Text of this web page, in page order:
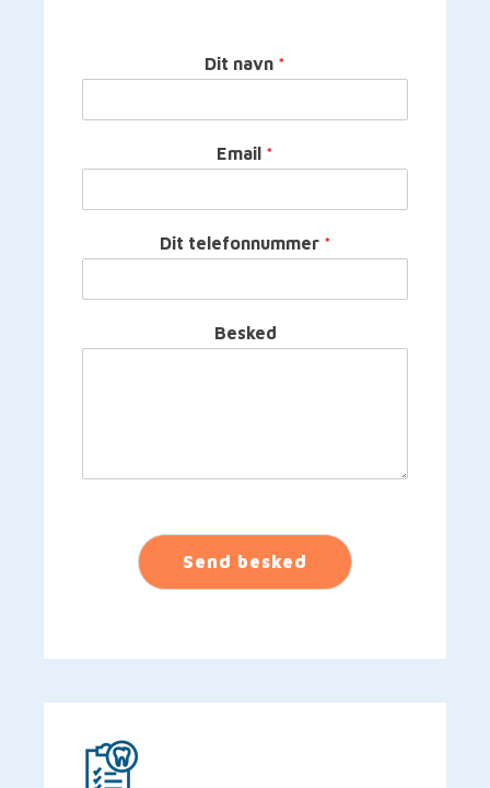
Dit navn *
Email *
Dit telefonnummer *
Besked
Send besked